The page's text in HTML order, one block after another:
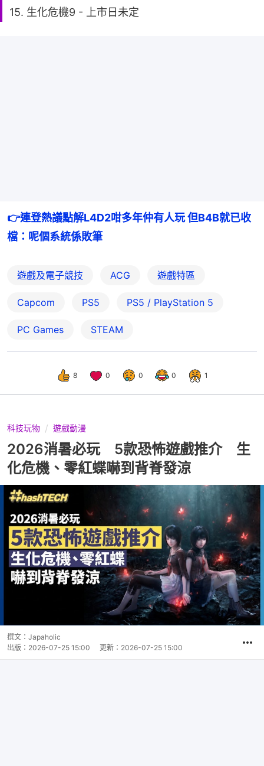
15. 生化危機9 - 上市日未定
👉連登熱議點解L4D2咁多年仲有人玩 但B4B就已收
檔：呢個系統係敗筆
遊戲及電子競技 ACG 遊戲特區
Capcom PS5 PS5 / PlayStation 5
PC Games STEAM
8 0 0 0 1
科技玩物 遊戲動漫
2026消暑必玩 5款恐怖遊戲推介 生
化危機、零紅蝶嚇到背脊發涼
撰文： Japaholic
出版： 2026-07-25 15:00 更新： 2026-07-25 15:00